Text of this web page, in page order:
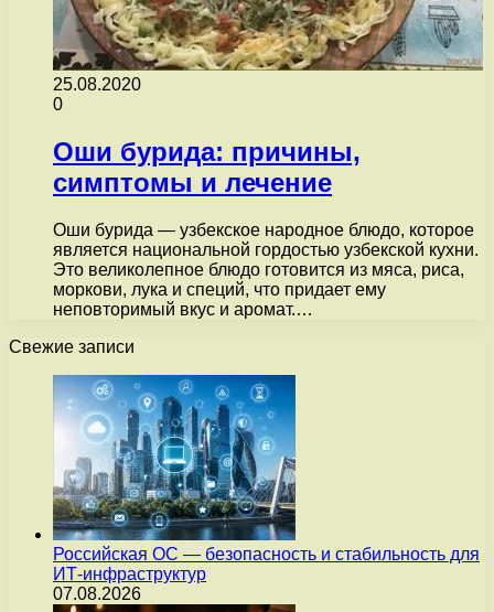
25.08.2020
0
Оши бурида: причины,
симптомы и лечение
Оши бурида — узбекское народное блюдо, которое
является национальной гордостью узбекской кухни.
Это великолепное блюдо готовится из мяса, риса,
моркови, лука и специй, что придает ему
неповторимый вкус и аромат.…
Свежие записи
Российская ОС — безопасность и стабильность для
ИТ-инфраструктур
07.08.2026